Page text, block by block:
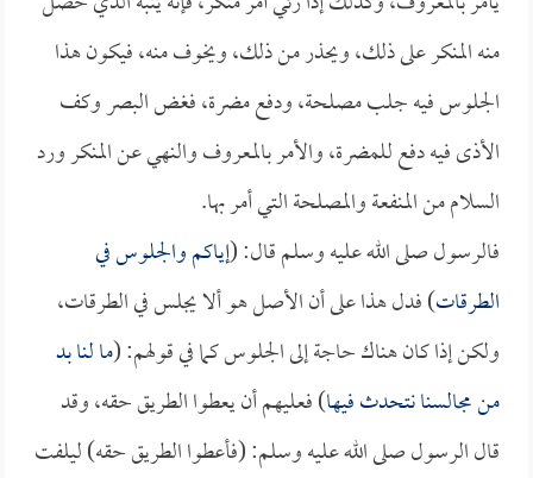
منه المنكر على ذلك، ويحذر من ذلك، ويخوف منه، فيكون هذا
الجلوس فيه جلب مصلحة، ودفع مضرة، فغض البصر وكف
الأذى فيه دفع للمضرة، والأمر بالمعروف والنهي عن المنكر ورد
السلام من المنفعة والمصلحة التي أمر بها.
فالرسول صلى الله عليه وسلم قال: (إياكم والجلوس في
الطرقات) فدل هذا على أن الأصل هو ألا يجلس في الطرقات،
ولكن إذا كان هناك حاجة إلى الجلوس كما في قولهم: (ما لنا بد
من مجالسنا نتحدث فيها) فعليهم أن يعطوا الطريق حقه، وقد
قال الرسول صلى الله عليه وسلم: (فأعطوا الطريق حقه) ليلفت